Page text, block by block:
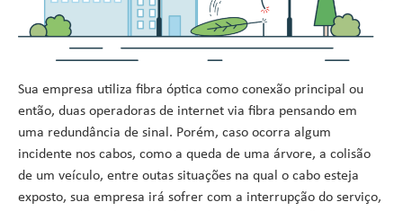
Sua empresa utiliza fibra óptica como conexão principal ou
então, duas operadoras de internet via fibra pensando em
uma redundância de sinal. Porém, caso ocorra algum
incidente nos cabos, como a queda de uma árvore, a colisão
de um veículo, entre outas situações na qual o cabo esteja
exposto, sua empresa irá sofrer com a interrupção do serviço,